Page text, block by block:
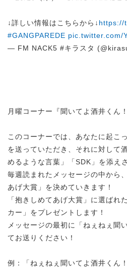
↓詳しい情報はこちらから↓ https://
#GANGPAREDE pic.twitter.com/
— FM NACK5 #キラスタ
月曜コーナー『聞いてよ酒井くん！
このコーナーでは、あなたに起こ
を送っていただき、それに対して
めるような言葉」「SDK」を添え
毎週読まれたメッセージの中から
あげ大賞」を決めていきます！
「抱きしめてあげ大賞」に選ばれ
カー」をプレゼントします！
メッセージの最初に「ねぇねぇ聞
てお送りください！
例：「ねぇねぇ聞いてよ酒井くん